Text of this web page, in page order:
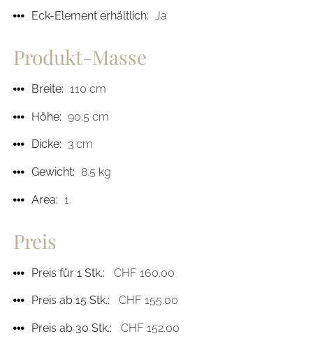
Eck-Element erhältlich: Ja
Produkt-Masse
Breite: 110 cm
Höhe: 90.5 cm
Dicke: 3 cm
Gewicht: 8.5 kg
Area: 1
Preis
Preis für 1 Stk.: CHF 160.00
Preis ab 15 Stk.: CHF 155.00
Preis ab 30 Stk.: CHF 152.00